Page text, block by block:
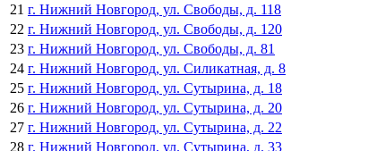
21 г. Нижний Новгород, ул. Свободы, д. 118
22 г. Нижний Новгород, ул. Свободы, д. 120
23 г. Нижний Новгород, ул. Свободы, д. 81
24 г. Нижний Новгород, ул. Силикатная, д. 8
25 г. Нижний Новгород, ул. Сутырина, д. 18
26 г. Нижний Новгород, ул. Сутырина, д. 20
27 г. Нижний Новгород, ул. Сутырина, д. 22
28 г. Нижний Новгород, ул. Сутырина, д. 33